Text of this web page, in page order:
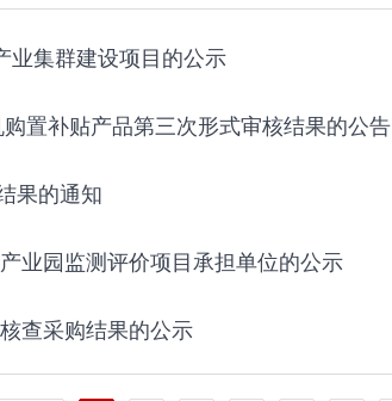
业集群建设项目的公示
置补贴产品第三次形式审核结果的公告
果的通知
业园监测评价项目承担单位的公示
查采购结果的公示